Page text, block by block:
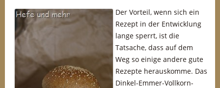
Der Vorteil, wenn sich ein
Rezept in der Entwicklung
lange sperrt, ist die
Tatsache, dass auf dem
Weg so einige andere gute
Rezepte herauskomme. Das
Dinkel-Emmer-Vollkorn-